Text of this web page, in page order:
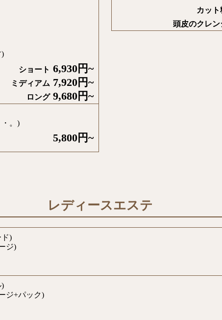
ショート 6,930円~
ミディアム 7,920円~
ロング9,680円~
。)
5,800円~
カッ
頭皮のクレ
レディースエステ
)
ジ)
)
ジ+パック)